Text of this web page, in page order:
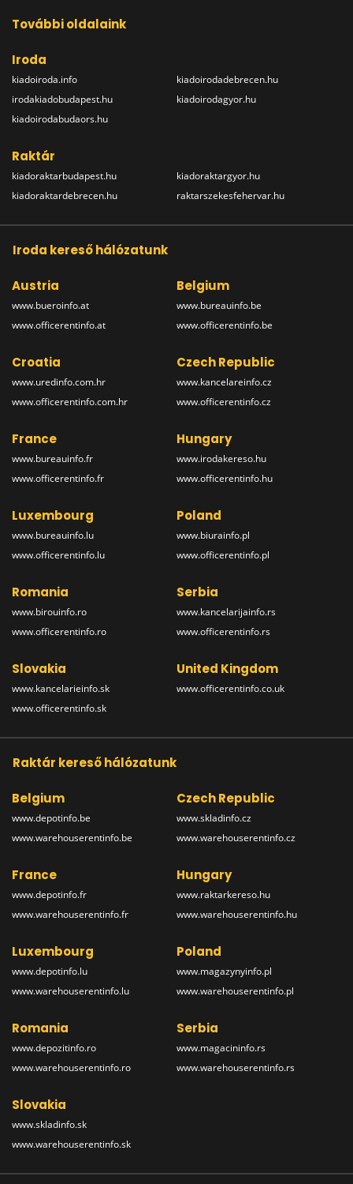
További oldalaink
Iroda
kiadoiroda.info
irodakiadobudapest.hu
kiadoirodabudaors.hu
kiadoirodadebrecen.hu
kiadoirodagyor.hu
Raktár
kiadoraktarbudapest.hu
kiadoraktardebrecen.hu
kiadoraktargyor.hu
raktarszekesfehervar.hu
Iroda kereső hálózatunk
Austria
www.bueroinfo.at
www.officerentinfo.at
Belgium
www.bureauinfo.be
www.officerentinfo.be
Croatia
www.uredinfo.com.hr
www.officerentinfo.com.hr
Czech Republic
www.kancelareinfo.cz
www.officerentinfo.cz
France
www.bureauinfo.fr
www.officerentinfo.fr
Hungary
www.irodakereso.hu
www.officerentinfo.hu
Luxembourg
www.bureauinfo.lu
www.officerentinfo.lu
Poland
www.biurainfo.pl
www.officerentinfo.pl
Romania
www.birouinfo.ro
www.officerentinfo.ro
Serbia
www.kancelarijainfo.rs
www.officerentinfo.rs
Slovakia
www.kancelarieinfo.sk
www.officerentinfo.sk
United Kingdom
www.officerentinfo.co.uk
Raktár kereső hálózatunk
Belgium
www.depotinfo.be
www.warehouserentinfo.be
Czech Republic
www.skladinfo.cz
www.warehouserentinfo.cz
France
www.depotinfo.fr
www.warehouserentinfo.fr
Hungary
www.raktarkereso.hu
www.warehouserentinfo.hu
Luxembourg
www.depotinfo.lu
www.warehouserentinfo.lu
Poland
www.magazynyinfo.pl
www.warehouserentinfo.pl
Romania
www.depozitinfo.ro
www.warehouserentinfo.ro
Serbia
www.magacininfo.rs
www.warehouserentinfo.rs
Slovakia
www.skladinfo.sk
www.warehouserentinfo.sk